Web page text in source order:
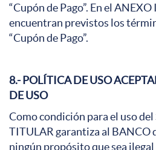
“Cupón de Pago”. En el
encuentran previstos los
“Cupón de Pago”.
8.- POLÍTICA DE USO
DE USO
Como condición para el uso del
TITULAR garantiza al BANCO
ningún propósito que sea